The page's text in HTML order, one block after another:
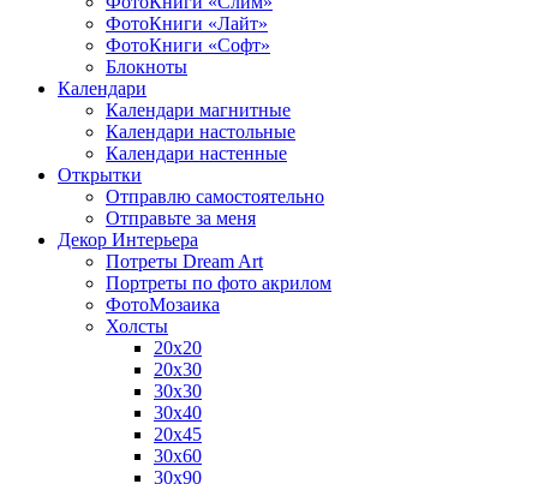
ФотоКниги «Лайт»
ФотоКниги «Софт»
Блокноты
Календари
Календари магнитные
Календари настольные
Календари настенные
Открытки
Отправлю самостоятельно
Отправьте за меня
Декор Интерьера
Потреты Dream Art
Портреты по фото акрилом
ФотоМозаика
Холсты
20х20
20х30
30х30
30х40
20х45
30х60
30х90